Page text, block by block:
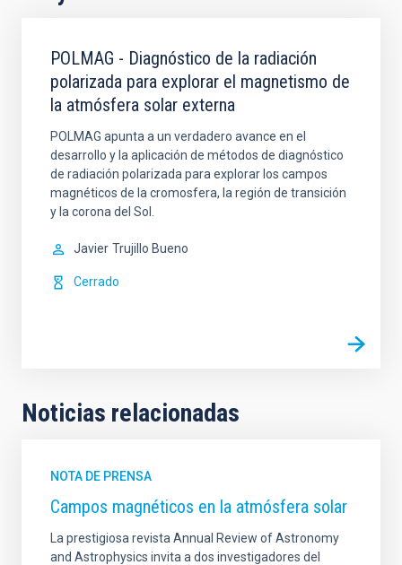
POLMAG - Diagnóstico de la radiación
polarizada para explorar el magnetismo de
la atmósfera solar externa
POLMAG apunta a un verdadero avance en el
desarrollo y la aplicación de métodos de diagnóstico
de radiación polarizada para explorar los campos
magnéticos de la cromosfera, la región de transición
y la corona del Sol.
Javier Trujillo Bueno
Cerrado
Noticias relacionadas
NOTA DE PRENSA
Campos magnéticos en la atmósfera solar
La prestigiosa revista Annual Review of Astronomy
and Astrophysics invita a dos investigadores del